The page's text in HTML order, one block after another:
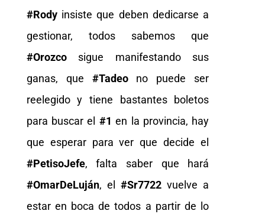
#Rodyinsiste que deben dedicarse a
gestionar, todos sabemos que
#Orozcosigue manifestando sus
ganas, que #Tadeono puede ser
reelegido y tiene bastantes boletos
para buscar el #1 en la provincia, hay
que esperar para ver que decide el
#PetisoJefe, falta saber que hará
#OmarDeLuján, el #Sr7722vuelve a
estar en boca de todos a partir de lo